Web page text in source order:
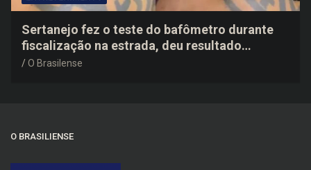
Sertanejo fez o teste do bafômetro durante
fiscalização na estrada, deu resultado
negativo e elogiou o trabalho dos agentes de
O Brasilense
O BRASILIENSE